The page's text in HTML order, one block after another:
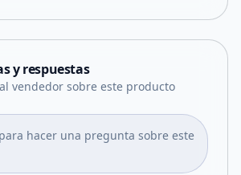
y respuestas
vendedor sobre este producto
para hacer una pregunta sobre este